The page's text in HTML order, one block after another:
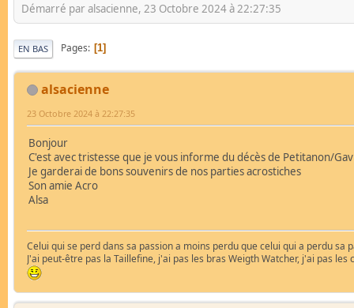
Démarré par alsacienne, 23 Octobre 2024 à 22:27:35
EN BAS Pages 1
alsacienne
23 Octobre 2024 à 22:27:35
Bonjour
C'est avec tristesse que je vous informe du décès de Petitanon/
Je garderai de bons souvenirs de nos parties acrostiches
Son amie Acro
Alsa
Celui qui se perd dans sa passion a moins perdu que celui qui a perdu sa
J'ai peut-être pas la Taillefine, j'ai pas les bras Weigth Watcher, j'ai pas